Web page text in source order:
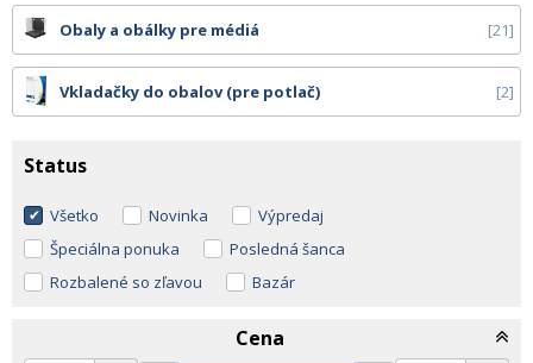
Obaly a obálky pre médiá 21
Vkladačky do obalov (pre potlač) 2
Status
Všetko Novinka
Výpredaj
Špeciálna ponuka
Posledná šanca
Rozbalené so zľavou
Bazár
Cena